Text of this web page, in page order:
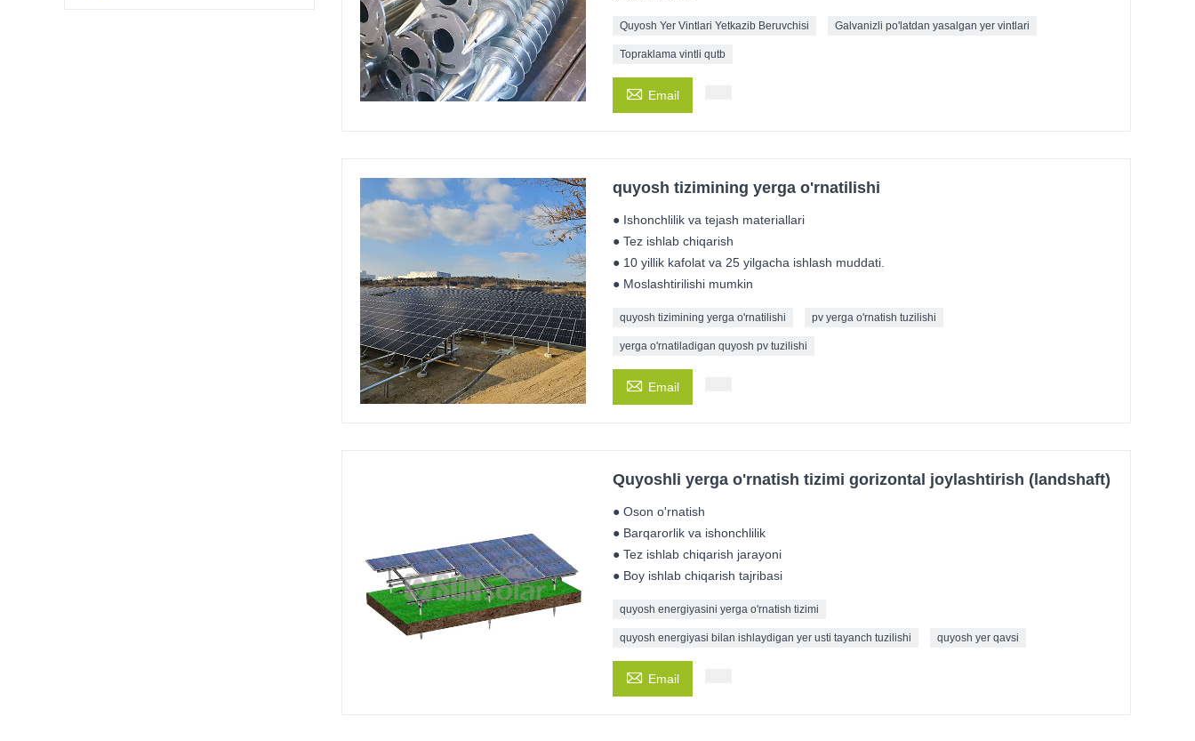
Quyosh Yer Vintlari Yetkazib Beruvchisi Galvanizli po'latdan yasalgan yer vintlari
Topraklama vintli qutb
 Email
quyosh tizimining yerga o'rnatilishi
● Ishonchlilik va tejash materiallari
● Tez ishlab chiqarish
● 10 yillik kafolat va 25 yilgacha ishlash muddati.
● Moslashtirilishi mumkin
quyosh tizimining yerga o'rnatilishi pv yerga o'rnatish tuzilishi
yerga o'rnatiladigan quyosh pv tuzilishi
 Email
Quyoshli yerga o'rnatish tizimi gorizontal joylashtirish (landshaft)
● Oson o'rnatish
● Barqarorlik va ishonchlilik
● Tez ishlab chiqarish jarayoni
● Boy ishlab chiqarish tajribasi
quyosh energiyasini yerga o'rnatish tizimi
quyosh energiyasi bilan ishlaydigan yer usti tayanch tuzilishi quyosh yer qavsi
 Email